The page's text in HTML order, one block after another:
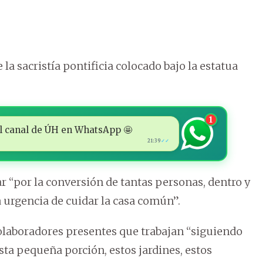
la sacristía pontificia colocado bajo la estatua
de ÚH en WhatsApp 🤩
21:39 ✓✓
1
“por la conversión de tantas personas, dentro y
de cuidar la casa común”.
presentes que trabajan “siguiendo
pequeña porción, estos jardines, estos